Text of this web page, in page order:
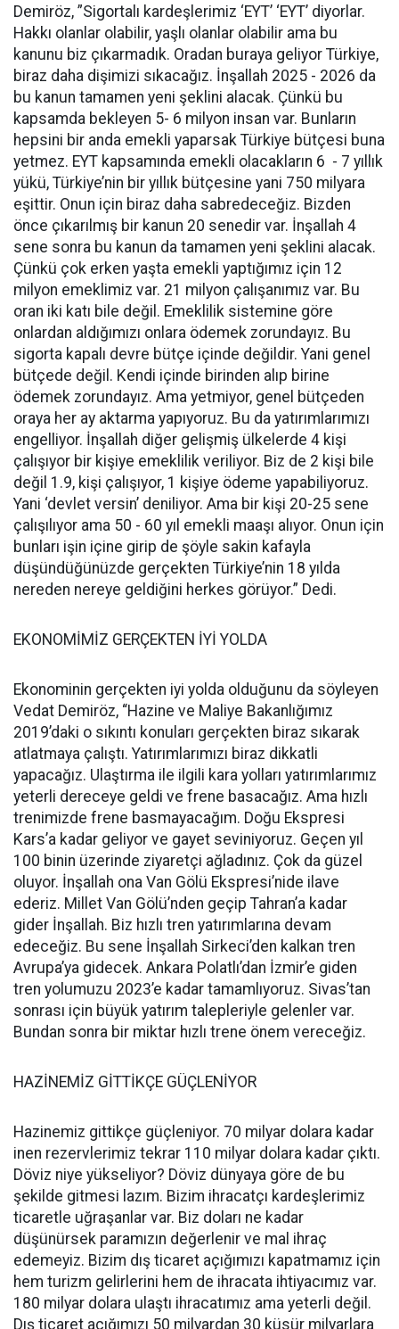
Demiröz, ”Sigortalı kardeşlerimiz ‘EYT’ ‘EYT’ diyorlar.
Hakkı olanlar olabilir, yaşlı olanlar olabilir ama bu
kanunu biz çıkarmadık. Oradan buraya geliyor Türkiye,
biraz daha dişimizi sıkacağız. İnşallah 2025 - 2026 da
bu kanun tamamen yeni şeklini alacak. Çünkü bu
kapsamda bekleyen 5- 6 milyon insan var. Bunların
hepsini bir anda emekli yaparsak Türkiye bütçesi buna
yetmez. EYT kapsamında emekli olacakların 6 - 7 yıllık
yükü, Türkiye’nin bir yıllık bütçesine yani 750 milyara
eşittir. Onun için biraz daha sabredeceğiz. Bizden
önce çıkarılmış bir kanun 20 senedir var. İnşallah 4
sene sonra bu kanun da tamamen yeni şeklini alacak.
Çünkü çok erken yaşta emekli yaptığımız için 12
milyon emeklimiz var. 21 milyon çalışanımız var. Bu
oran iki katı bile değil. Emeklilik sistemine göre
onlardan aldığımızı onlara ödemek zorundayız. Bu
sigorta kapalı devre bütçe içinde değildir. Yani genel
bütçede değil. Kendi içinde birinden alıp birine
ödemek zorundayız. Ama yetmiyor, genel bütçeden
oraya her ay aktarma yapıyoruz. Bu da yatırımlarımızı
engelliyor. İnşallah diğer gelişmiş ülkelerde 4 kişi
çalışıyor bir kişiye emeklilik veriliyor. Biz de 2 kişi bile
değil 1.9, kişi çalışıyor, 1 kişiye ödeme yapabiliyoruz.
Yani ‘devlet versin’ deniliyor. Ama bir kişi 20-25 sene
çalışılıyor ama 50 - 60 yıl emekli maaşı alıyor. Onun için
bunları işin içine girip de şöyle sakin kafayla
düşündüğünüzde gerçekten Türkiye’nin 18 yılda
nereden nereye geldiğini herkes görüyor.” Dedi.
EKONOMİMİZ GERÇEKTEN İYİ YOLDA
Ekonominin gerçekten iyi yolda olduğunu da söyleyen
Vedat Demiröz, “Hazine ve Maliye Bakanlığımız
2019’daki o sıkıntı konuları gerçekten biraz sıkarak
atlatmaya çalıştı. Yatırımlarımızı biraz dikkatli
yapacağız. Ulaştırma ile ilgili kara yolları yatırımlarımız
yeterli dereceye geldi ve frene basacağız. Ama hızlı
trenimizde frene basmayacağım. Doğu Ekspresi
Kars’a kadar geliyor ve gayet seviniyoruz. Geçen yıl
100 binin üzerinde ziyaretçi ağladınız. Çok da güzel
oluyor. İnşallah ona Van Gölü Ekspresi’nide ilave
ederiz. Millet Van Gölü’nden geçip Tahran’a kadar
gider İnşallah. Biz hızlı tren yatırımlarına devam
edeceğiz. Bu sene İnşallah Sirkeci’den kalkan tren
Avrupa’ya gidecek. Ankara Polatlı’dan İzmir’e giden
tren yolumuzu 2023’e kadar tamamlıyoruz. Sivas’tan
sonrası için büyük yatırım talepleriyle gelenler var.
Bundan sonra bir miktar hızlı trene önem vereceğiz.
HAZİNEMİZ GİTTİKÇE GÜÇLENİYOR
Hazinemiz gittikçe güçleniyor. 70 milyar dolara kadar
inen rezervlerimiz tekrar 110 milyar dolara kadar çıktı.
Döviz niye yükseliyor? Döviz dünyaya göre de bu
şekilde gitmesi lazım. Bizim ihracatçı kardeşlerimiz
ticaretle uğraşanlar var. Biz doları ne kadar
düşünürsek paramızın değerlenir ve mal ihraç
edemeyiz. Bizim dış ticaret açığımızı kapatmamız için
hem turizm gelirlerini hem de ihracata ihtiyacımız var.
180 milyar dolara ulaştı ihracatımız ama yeterli değil.
Dış ticaret açığımızı 50 milyardan 30 küsür milyarlara